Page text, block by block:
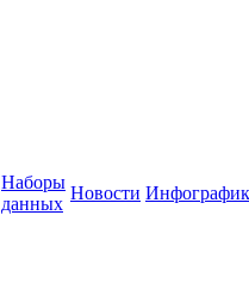
Наборы
данных
Новости